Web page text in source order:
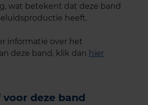
wat betekent dat deze band
heeft.
informatie over het
deze band, klik dan hier
deze band